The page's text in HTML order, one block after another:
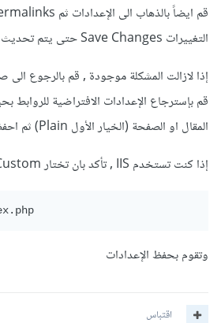
التغييرات Save Changes حتى يتم تحديث الإعدادات
قم بإسترجاع الإعدادات الافتراضية للروابط
المقال او الصفحة (الخيار الأول Plain) ثم احفظ الإعدادات.
إذا كنت تستخدم IIS , تأكد بان تختار Custom وتضع
وتقوم بحفظ الإعدادات
اقتباس